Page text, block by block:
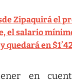
Zipaquirá el
el salario
quedará en
en